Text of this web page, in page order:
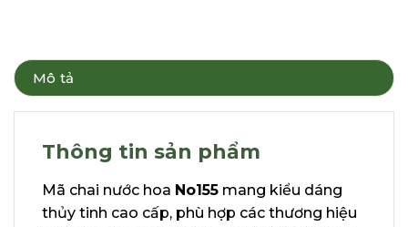
Mô tả
Thông tin sản phẩm
Mã chai nước hoa No155 mang kiểu dáng
thủy tinh cao cấp, phù hợp các thương hiệu